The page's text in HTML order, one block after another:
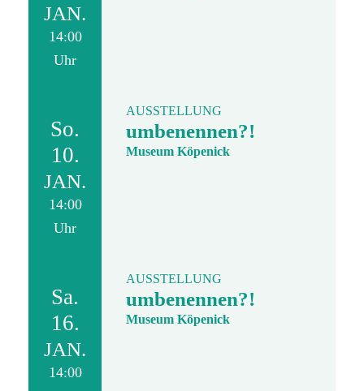
JAN.
14:00
Uhr
So.
10.
JAN.
14:00
Uhr
AUSSTELLUNG
umbenennen?!
Museum Köpenick
Sa.
16.
JAN.
14:00
AUSSTELLUNG
umbenennen?!
Museum Köpenick